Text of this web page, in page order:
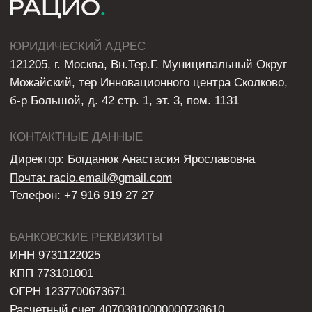
Корреспондентский счет банка
30101810145250000974
г. Москва, ул. Хуторская 2-я, д. 38А, стр. 26
Политика обработки персональных данных